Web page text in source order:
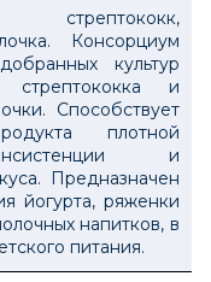
стрептококк,
Консорциум
культур
стрептококка и
Способствует
плотной
и
Предназначен
йогурта, ряженки
напитков, в
питания.